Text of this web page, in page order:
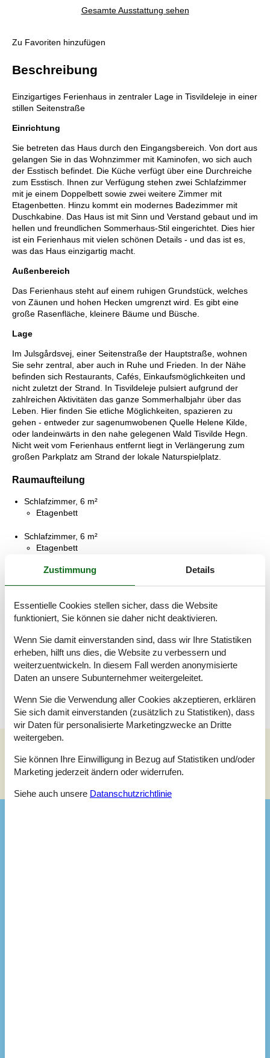
Gesamte Ausstattung sehen
Zu Favoriten hinzufügen
Beschreibung
Einzigartiges Ferienhaus in zentraler Lage in Tisvildeleje in einer
stillen Seitenstraße
Einrichtung
Sie betreten das Haus durch den Eingangsbereich. Von dort aus
gelangen Sie in das Wohnzimmer mit Kaminofen, wo sich auch
der Esstisch befindet. Die Küche verfügt über eine Durchreiche
zum Esstisch. Ihnen zur Verfügung stehen zwei Schlafzimmer
mit je einem Doppelbett sowie zwei weitere Zimmer mit
Etagenbetten. Hinzu kommt ein modernes Badezimmer mit
Duschkabine. Das Haus ist mit Sinn und Verstand gebaut und im
hellen und freundlichen Sommerhaus-Stil eingerichtet. Dies hier
ist ein Ferienhaus mit vielen schönen Details - und das ist es,
was das Haus einzigartig macht.
Außenbereich
Das Ferienhaus steht auf einem ruhigen Grundstück, welches
von Zäunen und hohen Hecken umgrenzt wird. Es gibt eine
große Rasenfläche, kleinere Bäume und Büsche.
Lage
Im Julsgårdsvej, einer Seitenstraße der Hauptstraße, wohnen
Sie sehr zentral, aber auch in Ruhe und Frieden. In der Nähe
befinden sich Restaurants, Cafés, Einkaufsmöglichkeiten und
nicht zuletzt der Strand. In Tisvildeleje pulsiert aufgrund der
zahlreichen Aktivitäten das ganze Sommerhalbjahr über das
Leben. Hier finden Sie etliche Möglichkeiten, spazieren zu
gehen - entweder zur sagenumwobenen Quelle Helene Kilde,
oder landeinwärts in den nahe gelegenen Wald Tisvilde Hegn.
Nicht weit vom Ferienhaus entfernt liegt in Verlängerung zum
großen Parkplatz am Strand der lokale Naturspielplatz.
Raumaufteilung
Schlafzimmer, 6 m²
Etagenbett
Schlafzimmer, 6 m²
Etagenbett
Schlafzimmer, 8 m²
Schlafzimmer, 8 m²
Doppelbett
Badezimmer, 2 m²
Küche, 4 m²
Wohnzimmer, 25 m²
Flur, 2 m²
Siehe Häuser nebenan
Zustimmung Details
Essentielle Cookies stellen sicher, dass die Website
funktioniert, Sie können sie daher nicht deaktivieren.
Wenn Sie damit einverstanden sind, dass wir Ihre Statistiken
erheben, hilft uns dies, die Website zu verbessern und
weiterzuentwickeln. In diesem Fall werden anonymisierte
Daten an unsere Subunternehmer weitergeleitet.
Wenn Sie die Verwendung aller Cookies akzeptieren, erklären
Sie sich damit einverstanden (zusätzlich zu Statistiken), dass
wir Daten für personalisierte Marketingzwecke an Dritte
weitergeben.
Sie können Ihre Einwilligung in Bezug auf Statistiken und/oder
Marketing jederzeit ändern oder widerrufen.
Siehe auch unsere Datanschutzrichtlinie